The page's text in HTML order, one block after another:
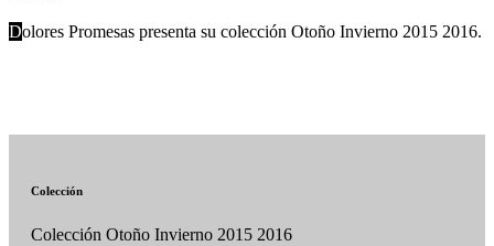
Dolores Promesas presenta su colección Otoño Invierno 2015 2016.
Colección
Colección Otoño Invierno 2015 2016